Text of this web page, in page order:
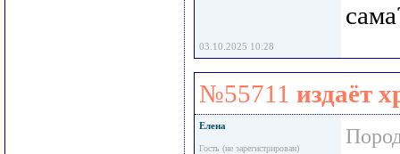
03.10.2025 10:28
№55711 издаёт
Елена
Гость (не зарегистрирован)